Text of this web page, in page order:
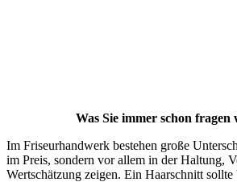
Was Sie immer schon
Im Friseurhandwerk bestehen große
im Preis, sondern vor allem in der Haltung,
Wertschätzung zeigen. Ein Haarschnitt sollte